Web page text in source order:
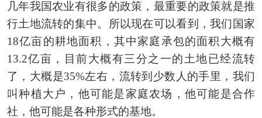
几年我国农业有很多的政策，最重要的政策就是推
行土地流转的集中。所以现在可以看到，我们国家
18亿亩的耕地面积，其中家庭承包的面积大概有
13.2亿亩，目前大概有三分之一的土地已经流转
了，大概是35%左右，流转到少数人的手里，我们
叫种植大户，他可能是家庭农场，他可能是合作
社，他可能是各种形式的基地。